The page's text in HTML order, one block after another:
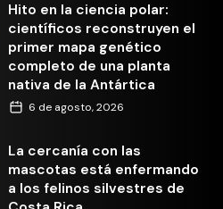
Hito en la ciencia polar:
científicos reconstruyen el
primer mapa genético
completo de una planta
nativa de la Antártica
6 de agosto, 2026
La cercanía con las
mascotas está enfermando
a los felinos silvestres de